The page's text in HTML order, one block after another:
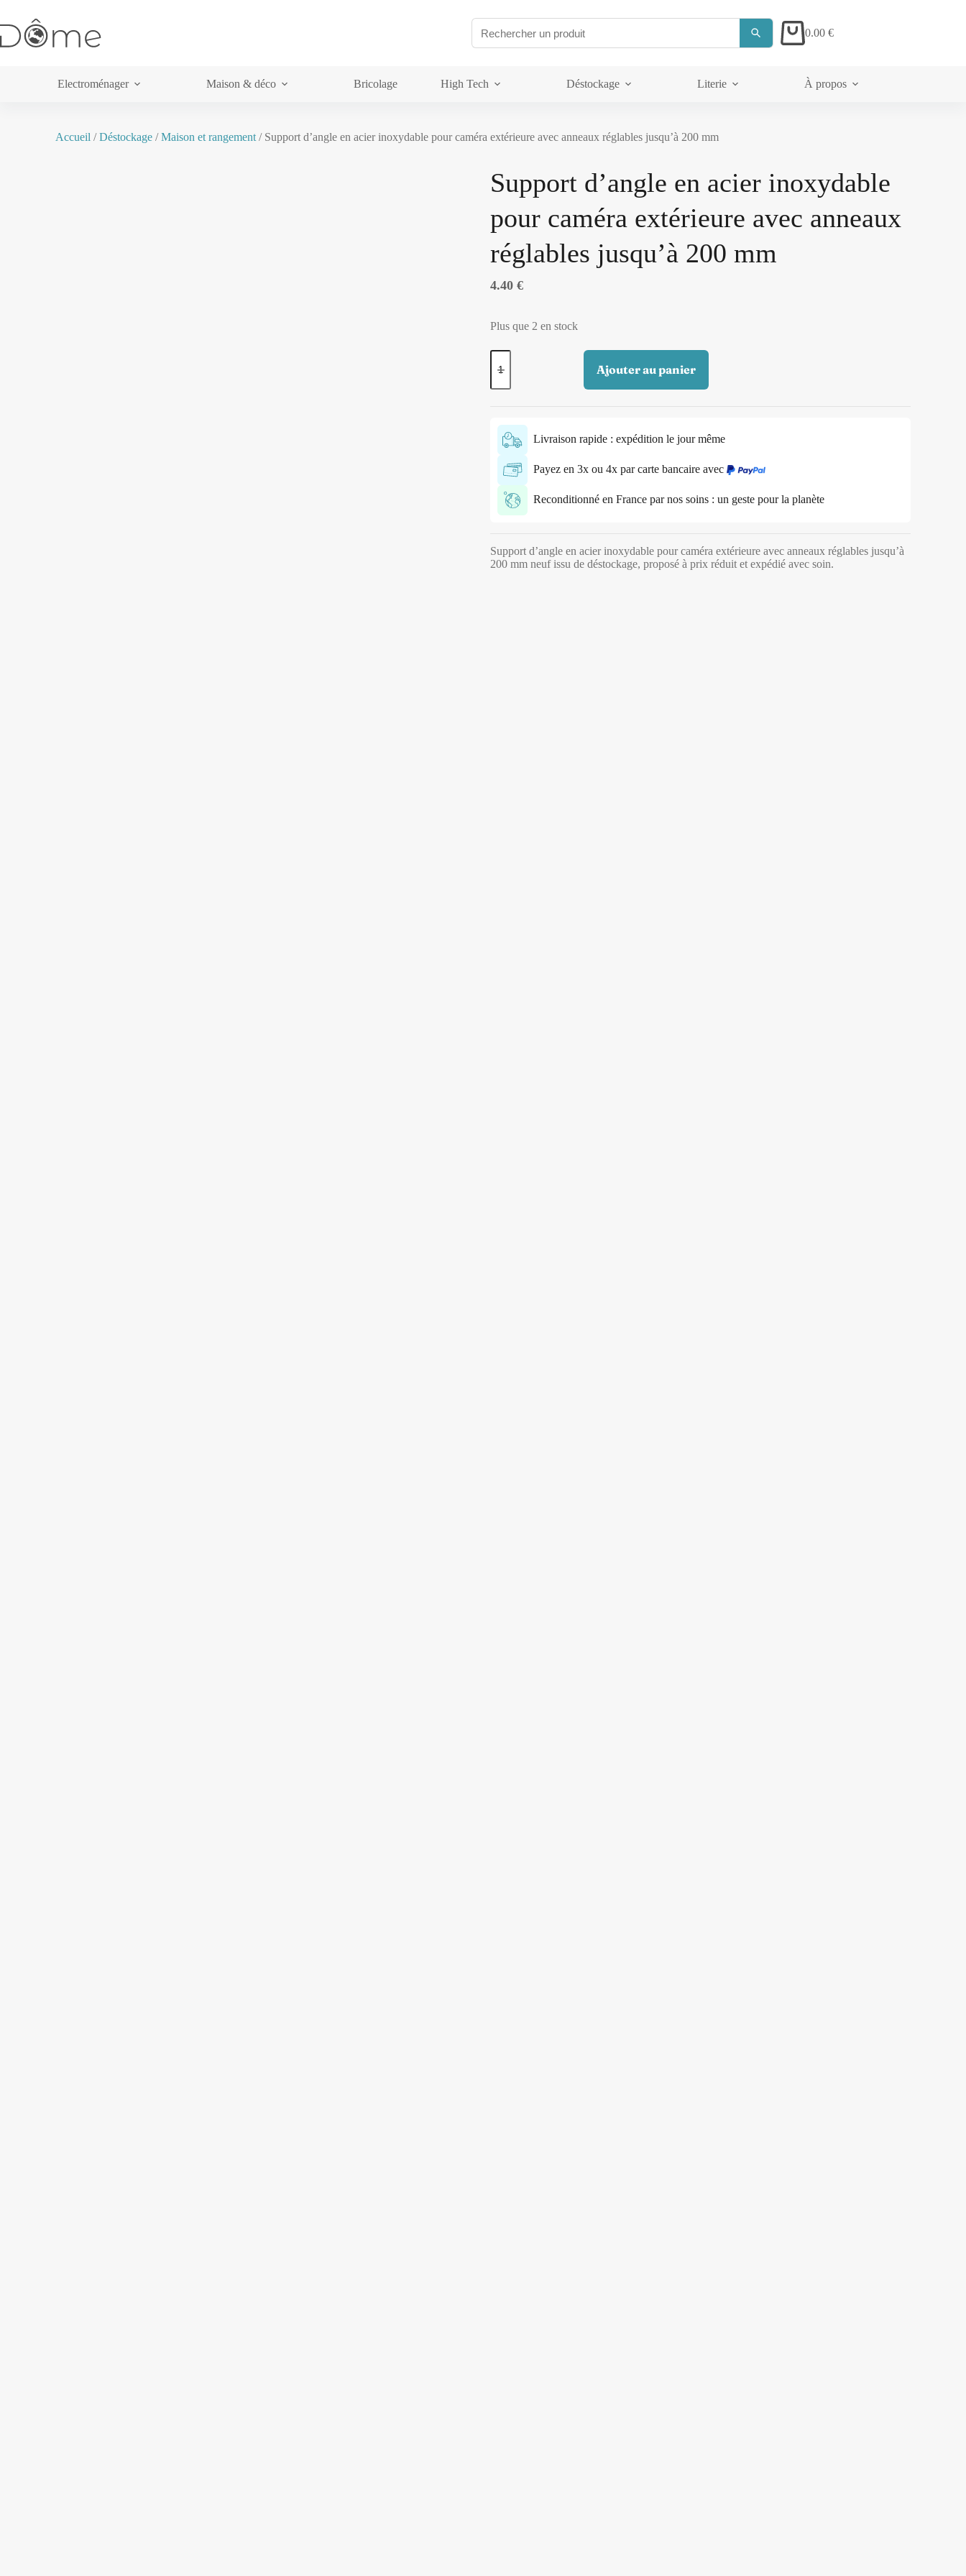
0.00 €
Electroménager Maison & déco Bricolage High Tech Déstockage Literie À propos
Accueil /Déstockage /Maison et rangement / Support d’angle en acier inoxydable pour caméra extérieure avec anneaux réglables jusqu’à 200 mm
Support d’angle en acier inoxydable
pour caméra extérieure avec anneaux
réglables jusqu’à 200 mm
4.40 €
Plus que 2 en stock
Ajouter au panier
Livraison rapide : expédition le jour même
Payez en 3x ou 4x par carte bancaire avec
Reconditionné en France par nos soins : un geste pour la planète
Support d’angle en acier inoxydable pour caméra extérieure avec anneaux réglables jusqu’à
200 mm neuf issu de déstockage, proposé à prix réduit et expédié avec soin.